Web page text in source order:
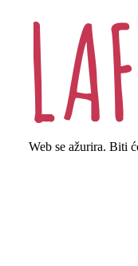
Web se ažurira. Biti